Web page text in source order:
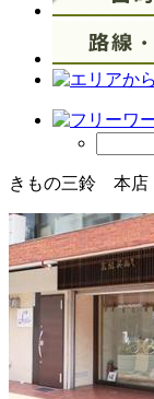
きもの三鈴 本店